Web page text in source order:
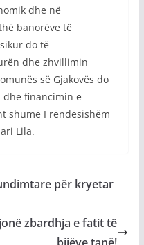
dhe në
banorëve të
do të
dhe zhvillimin
së Gjakovës do
financimin e
shumë I rëndësishëm
Lila.
për kryetar
zbardhja e fatit të